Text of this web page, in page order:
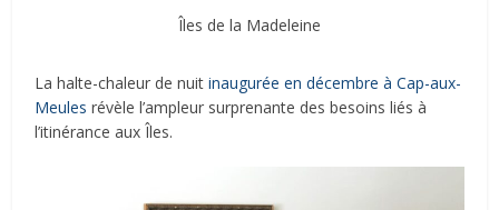
Îles de la Madeleine
La halte-chaleur de nuitinaugurée en décembre à Cap-aux-
Meules révèle l’ampleur surprenante des besoins liés à
l’itinérance aux Îles.